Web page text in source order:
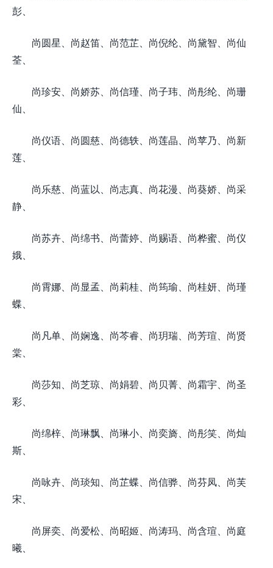
彭、
尚圆星、尚赵笛、尚范芷、尚倪纶、尚黛智、尚仙
荃、
尚珍安、尚娇苏、尚信瑾、尚子玮、尚彤纶、尚珊
仙、
尚仪语、尚圆慈、尚德轶、尚莲晶、尚苹乃、尚新
莲、
尚乐慈、尚蓝以、尚志真、尚花漫、尚葵娇、尚采
静、
尚苏卉、尚绵书、尚蕾婷、尚赐语、尚桦蜜、尚仪
娥、
尚霄娜、尚显孟、尚莉桂、尚筠瑜、尚桂妍、尚瑾
蝶、
尚凡单、尚娴逸、尚芩睿、尚玥瑞、尚芳瑄、尚贤
棠、
尚莎知、尚芝琼、尚娟碧、尚贝菁、尚霜宇、尚圣
彩、
尚绵梓、尚琳飘、尚琳小、尚奕旖、尚彤笑、尚灿
斯、
尚咏卉、尚琰知、尚芷蝶、尚信骅、尚芬凤、尚芙
宋、
尚屏奕、尚爱松、尚昭姬、尚涛玛、尚含瑄、尚庭
曦、